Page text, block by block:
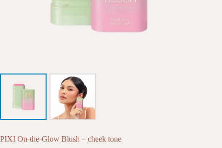
PIXI On-the-Glow Blush – cheek tone